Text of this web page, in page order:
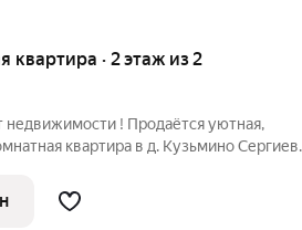
квартира · 2 этаж из 2
недвижимости ! Продаётся уютная,
квартира в д. Кузьмино
кирпичного дома. Общая площадь